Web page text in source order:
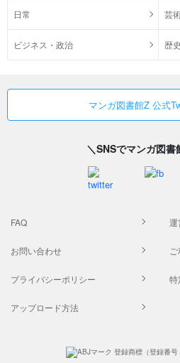
日常 芸
ビジネス・政治 歴
マンガ図書館Z 公式
＼SNSでマンガ図書
FAQ 運
お問い合わせ
プライバシーポリシー 特
アップロード方法